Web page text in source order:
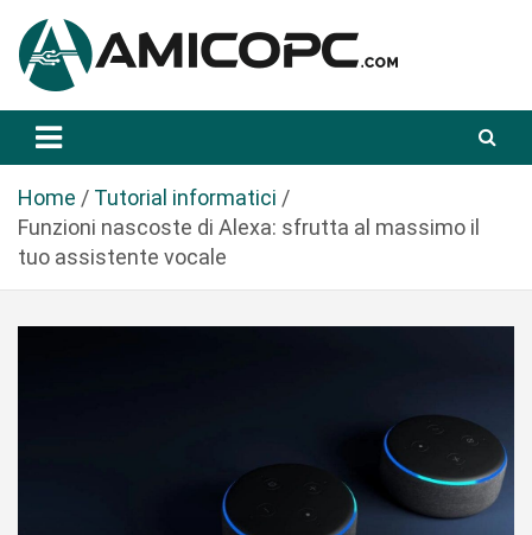
a
Amicopc.com
Home
Tutorial informatici
Funzioni nascoste di Alexa: sfrutta al massimo il
tuo assistente vocale